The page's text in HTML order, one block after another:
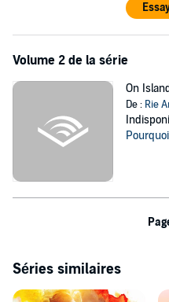
Volume 2 de la série
On Island
De : Rie
Séries similaires